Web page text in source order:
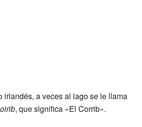
irlandés, a veces al lago se le llama
, que significa «El Corrib».